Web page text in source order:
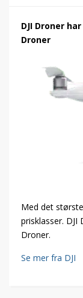
DJI Droner
Droner
Med det
prisklasser.
Droner.
Se mer fra DJI